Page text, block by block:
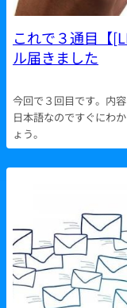
これで３通目【
ル届きました
今回で３回目です。内
日本語なのですぐにわ
ょう。